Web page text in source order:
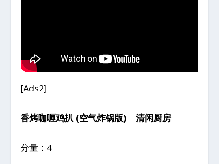
[Ads2]
香烤咖喱鸡扒 (空气炸锅版) | 清闲厨房
分量：4